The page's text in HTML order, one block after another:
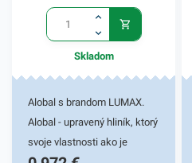
Skladom
Alobal s brandom LUMAX.
Alobal - upravený hliník, ktorý
svoje vlastnosti ako je